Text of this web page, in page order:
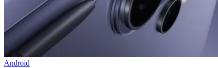
Android